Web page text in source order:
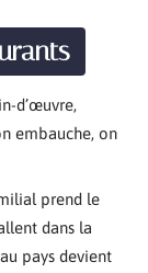
d’œuvre,
embauche, on
prend le
dans la
pays devient